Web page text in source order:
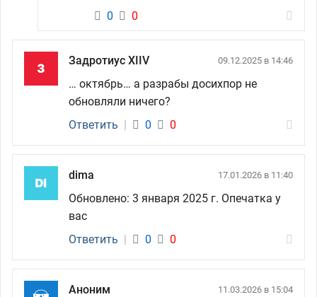
0
0
Задротиус XIIV 09.12.2025 в 14:46
… октябрь… а разрабы досихпор не
обновляли ничего?
Ответить | 0 0
dima 17.01.2026 в 11:40
Обновлено: 3 января 2025 г. Опечатка у
вас
Ответить | 0 0
Аноним 11.03.2026 в 15:04